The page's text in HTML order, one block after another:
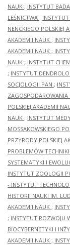
NAUK ; INSTYTUT
LEŚNICTWA ;
NENCKIEGO POLSKIEJ
AKADEMII NAUK ;
AKADEMII NAUK ;
NAUK ; INSTYTUT
; INSTYTUT
SOCJOLOGII PAN ;
ZAGOSPODAROWANIA
POLSKIEJ AKADEMII
NAUK ; INSTYTUT
MOSSAKOWSKIEGO
PRZYRODY POLSKIEJ
PROBLEMÓW
SYSTEMATYKI I
INSTYTUT ZOOLOGII
- INSTYTUT
HISTORII NAUKI IM.
AKADEMII NAUK ;
; INSTYTUT ROZWOJU
BIOCYBERNETYKI I
AKADEMII NAUK ;